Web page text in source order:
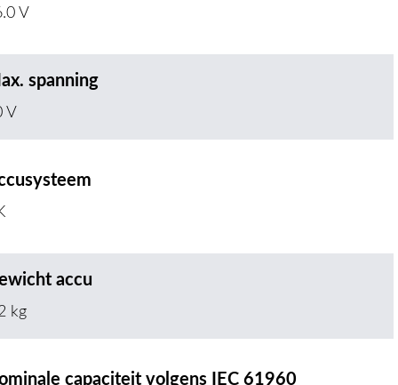
V
spanning
V
accu
kg
capaciteit volgens IEC 61960